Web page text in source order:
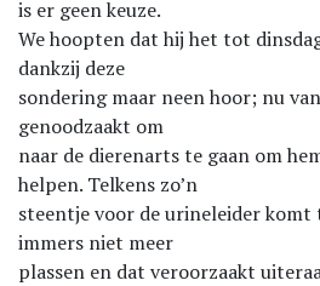
is er geen keuze.
We hoopten dat hij het tot
dankzij deze
sondering maar neen hoor; nu
genoodzaakt om
naar de dierenarts te gaan om
helpen. Telkens zo’n
steentje voor de urineleider
immers niet meer
plassen en dat veroorzaakt